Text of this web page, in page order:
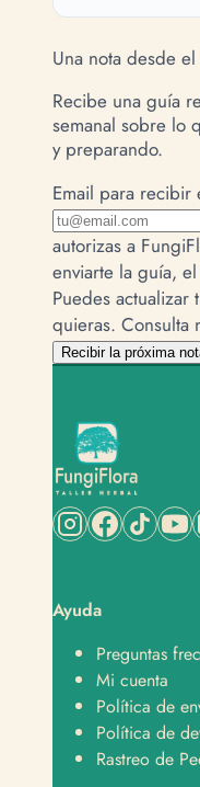
Una nota desde
Recibe una guía
semanal sobre lo
y preparando.
Email para recibir
autorizas a
enviarte la guía,
Puedes
quieras. Consulta
Recibir la próxima
Ayuda
Preguntas
Mi cuenta
Política de
Política de
Rastreo de